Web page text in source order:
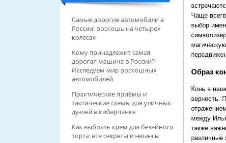
Чаще
выбор
Образ
Конь в
верность.
между
также
различные
Самые дорогие автомобили в
России: роскошь на четырех
колесах
Кому принадлежит самая
дорогая машина в России?
Исследуем мир роскошных
автомобилей
Практические приёмы и
тактические схемы для уличных
дуэлей в киберпанке
Как выбрать крем для безейного
торта: все секреты и нюансы